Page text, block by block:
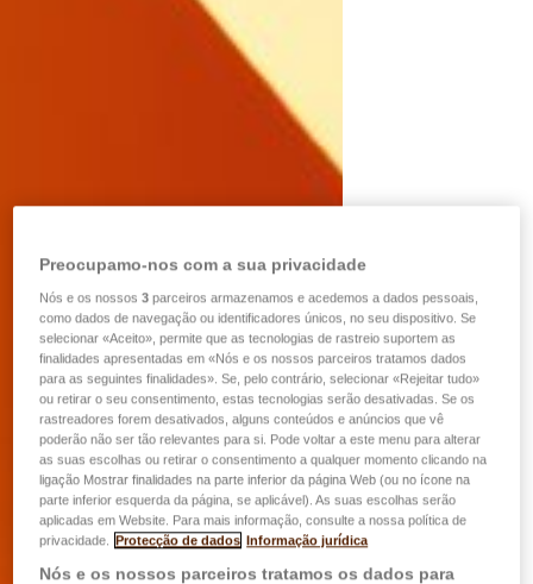
Preocupamo-nos com a sua privacidade
Nós e os nossos3 parceiros armazenamos e acedemos a dados pessoais,
como dados de navegação ou identificadores únicos, no seu dispositivo. Se
selecionar «Aceito», permite que as tecnologias de rastreio suportem as
finalidades apresentadas em «Nós e os nossos parceiros tratamos dados
para as seguintes finalidades». Se, pelo contrário, selecionar «Rejeitar tudo»
ou retirar o seu consentimento, estas tecnologias serão desativadas. Se os
rastreadores forem desativados, alguns conteúdos e anúncios que vê
poderão não ser tão relevantes para si. Pode voltar a este menu para alterar
as suas escolhas ou retirar o consentimento a qualquer momento clicando na
ligação Mostrar finalidades na parte inferior da página Web (ou no ícone na
parte inferior esquerda da página, se aplicável). As suas escolhas serão
aplicadas em Website. Para mais informação, consulte a nossa política de
privacidade.
Protecção de dados Informação jurídica
Nós e os nossos parceiros tratamos os dados para